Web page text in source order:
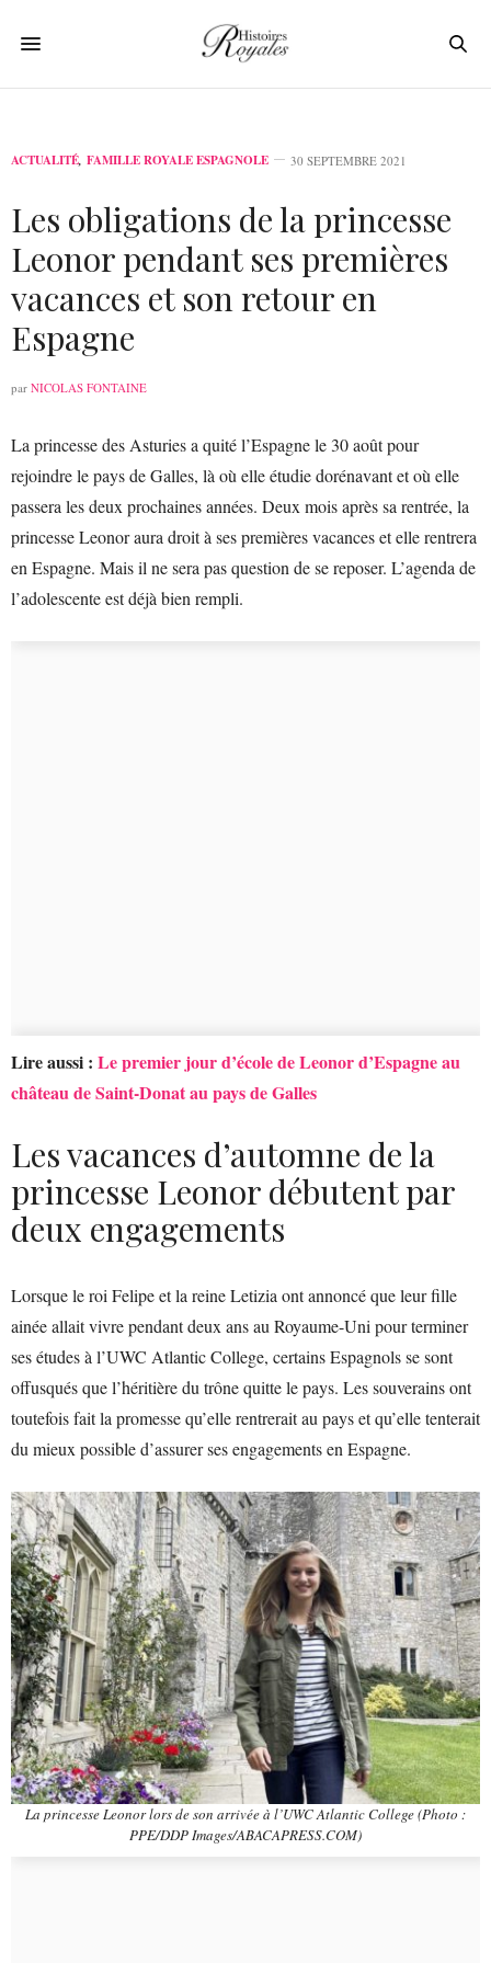
ACTUALITÉ, FAMILLE ROYALE ESPAGNOLE 30 SEPTEMBRE 2021
Les obligations de la princesse
Leonor pendant ses premières
vacances et son retour en
Espagne
par NICOLAS FONTAINE
La princesse des Asturies a quité l’Espagne le 30 août pour
rejoindre le pays de Galles, là où elle étudie dorénavant et où elle
passera les deux prochaines années. Deux mois après sa rentrée, la
princesse Leonor aura droit à ses premières vacances et elle rentrera
en Espagne. Mais il ne sera pas question de se reposer. L’agenda de
l’adolescente est déjà bien rempli.
Lire aussi : Le premier jour d’école de Leonor d’Espagne au
château de Saint-Donat au pays de Galles
Les vacances d’automne de la
princesse Leonor débutent par
deux engagements
Lorsque le roi Felipe et la reine Letizia ont annoncé que leur fille
ainée allait vivre pendant deux ans au Royaume-Uni pour terminer
ses études à l’UWC Atlantic College, certains Espagnols se sont
offusqués que l’héritière du trône quitte le pays. Les souverains ont
toutefois fait la promesse qu’elle rentrerait au pays et qu’elle tenterait
du mieux possible d’assurer ses engagements en Espagne.
La princesse Leonor lors de son arrivée à l’UWC Atlantic College (Photo :
PPE/DDP Images/ABACAPRESS.COM)